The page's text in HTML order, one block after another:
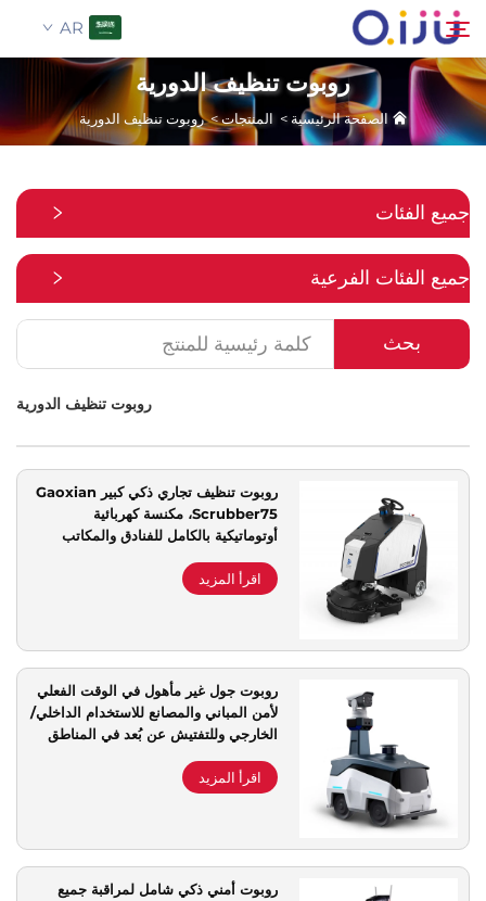
AR
الصفحة الرئيسية
من نحن
المنتجات
الأخبار
دعم الخدمة
اتصل بنا
روبوت تنظيف الدورية
الصفحة الرئيسية >المنتجات>روبوت تنظيف الدورية
جميع الفئات
جميع الفئات الفرعية
بحث
روبوت تنظيف الدورية
روبوت تنظيف تجاري ذكي كبير Gaoxian
Scrubber75، مكنسة كهربائية
أوتوماتيكية بالكامل للفنادق والمكاتب
اقرأ المزيد
روبوت جول غير مأهول في الوقت الفعلي
لأمن المباني والمصانع للاستخدام الداخلي/
الخارجي وللتفتيش عن بُعد في المناطق
اقرأ المزيد
روبوت أمني ذكي شامل لمراقبة جميع